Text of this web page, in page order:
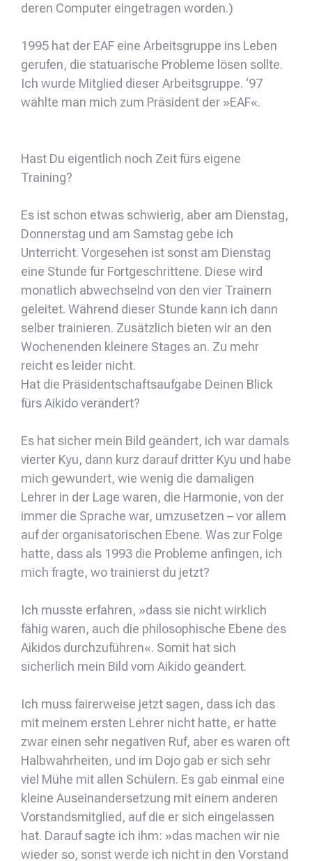
deren Computer eingetragen worden.)
1995 hat der EAF eine Arbeitsgruppe ins Leben
gerufen, die statuarische Probleme lösen sollte.
Ich wurde Mitglied dieser Arbeitsgruppe. ‘97
wählte man mich zum Präsident der »EAF«.
Hast Du eigentlich noch Zeit fürs eigene
Training?
Es ist schon etwas schwierig, aber am Dienstag,
Donnerstag und am Samstag gebe ich
Unterricht. Vorgesehen ist sonst am Dienstag
eine Stunde für Fortgeschrittene. Diese wird
monatlich abwechselnd von den vier Trainern
geleitet. Während dieser Stunde kann ich dann
selber trainieren. Zusätzlich bieten wir an den
Wochenenden kleinere Stages an. Zu mehr
reicht es leider nicht.
Hat die Präsidentschaftsaufgabe Deinen Blick
fürs Aikido verändert?
Es hat sicher mein Bild geändert, ich war damals
vierter Kyu, dann kurz darauf dritter Kyu und habe
mich gewundert, wie wenig die damaligen
Lehrer in der Lage waren, die Harmonie, von der
immer die Sprache war, umzusetzen – vor allem
auf der organisatorischen Ebene. Was zur Folge
hatte, dass als 1993 die Probleme anfingen, ich
mich fragte, wo trainierst du jetzt?
Ich musste erfahren, »dass sie nicht wirklich
fähig waren, auch die philosophische Ebene des
Aikidos durchzuführen«. Somit hat sich
sicherlich mein Bild vom Aikido geändert.
Ich muss fairerweise jetzt sagen, dass ich das
mit meinem ersten Lehrer nicht hatte, er hatte
zwar einen sehr negativen Ruf, aber es waren oft
Halbwahrheiten, und im Dojo gab er sich sehr
viel Mühe mit allen Schülern. Es gab einmal eine
kleine Auseinandersetzung mit einem anderen
Vorstandsmitglied, auf die er sich eingelassen
hat. Darauf sagte ich ihm: »das machen wir nie
wieder so, sonst werde ich nicht in den Vorstand